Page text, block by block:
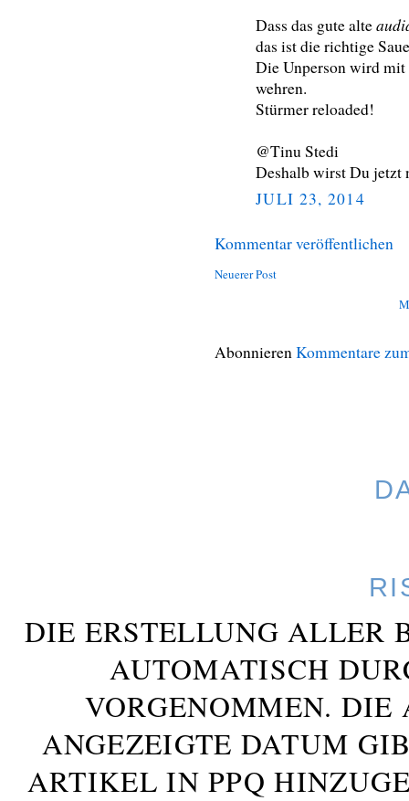
Dass das gute alte
das ist die richtige
Die Unperson wird mit
wehren.
Stürmer reloaded!
@Tinu Stedi
Deshalb wirst Du jetzt
JULI 23, 2014
Kommentar veröffentlichen
Neuerer Post
AbonnierenKommentare
DIE ERSTELLUNG ALLER
AUTOMATISCH
VORGENOMMEN. DIE
ANGEZEIGTE DATUM
ARTIKEL IN PPQ